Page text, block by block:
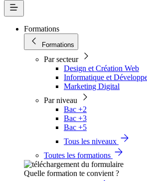
Formations
Formations
Par secteur
Design et Création Web
Informatique et
Marketing Digital
Par niveau
Bac +2
Bac +3
Bac +5
Tous les niveaux
Toutes les formations
Quelle formation te convient ?